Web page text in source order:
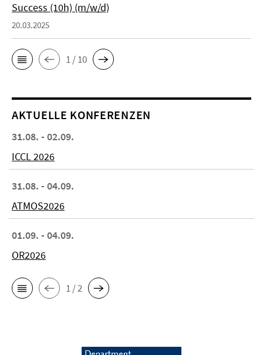
Success (10h) (m/w/d)
20.03.2025
1 / 10
AKTUELLE KONFERENZEN
31.08. - 02.09.
ICCL 2026
31.08. - 04.09.
ATMOS2026
01.09. - 04.09.
OR2026
1 / 2